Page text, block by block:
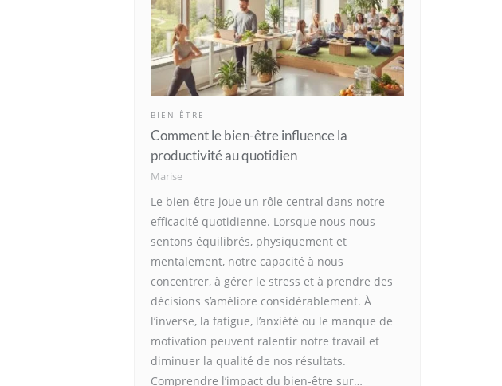
BIEN-ÊTRE
Comment le bien-être influence la
productivité au quotidien
Marise
Le bien-être joue un rôle central dans notre
efficacité quotidienne. Lorsque nous nous
sentons équilibrés, physiquement et
mentalement, notre capacité à nous
concentrer, à gérer le stress et à prendre des
décisions s’améliore considérablement. À
l’inverse, la fatigue, l’anxiété ou le manque de
motivation peuvent ralentir notre travail et
diminuer la qualité de nos résultats.
Comprendre l’impact du bien-être sur…